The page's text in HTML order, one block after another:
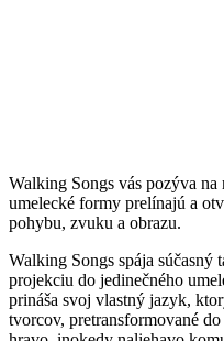
Walking Songs vás pozýva na
umelecké formy prelínajú a
pohybu, zvuku a obrazu.
Walking Songs spája súčasný
projekciu do jedinečného
prináša svoj vlastný jazyk,
tvorcov, pretransformované